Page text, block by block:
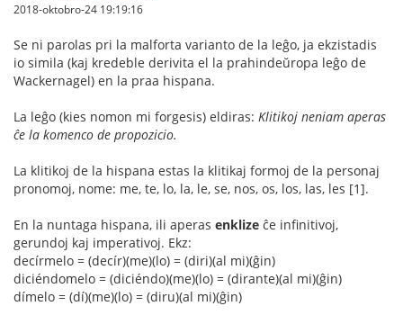
2018-oktobro-24 19:19:16
Se ni parolas pri la malforta varianto de la leĝo, ja ekzistadis
io simila (kaj kredeble derivita el la prahindeŭropa leĝo de
Wackernagel) en la praa hispana.
La leĝo (kies nomon mi forgesis) eldiras: Klitikoj neniam aperas
ĉe la komenco de propozicio.
La klitikoj de la hispana estas la klitikaj formoj de la personaj
pronomoj, nome: me, te, lo, la, le, se, nos, os, los, las, les [1].
En la nuntaga hispana, ili aperas enklize ĉe infinitivoj,
gerundoj kaj imperativoj. Ekz:
decírmelo = (decír)(me)(lo) = (diri)(al mi)(ĝin)
diciéndomelo = (diciéndo)(me)(lo) = (dirante)(al mi)(ĝin)
dímelo = (dí)(me)(lo) = (diru)(al mi)(ĝin)